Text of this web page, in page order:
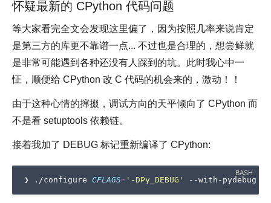
怀疑最新的 CPython 代码问题
等大家看完全文会发现这里偏了，因为按照几率来说肯定
是第三方的库更不靠谱一点... 不过也是合理的，想尝鲜就
是非常可能遇到各种还没有人踩到的坑。此时我心中一
怔，顺便给 CPython 改 C 代码的机会来的，激动！！
由于这种心情的撺掇，调试方向的天平倾向了 CPython 而
不是看 setuptools 依赖链。
接着我加了 DEBUG 标记重新编译了 CPython:
❯ ./configure CFLAGS= '-DPy_DEBUG' --with-pydebug